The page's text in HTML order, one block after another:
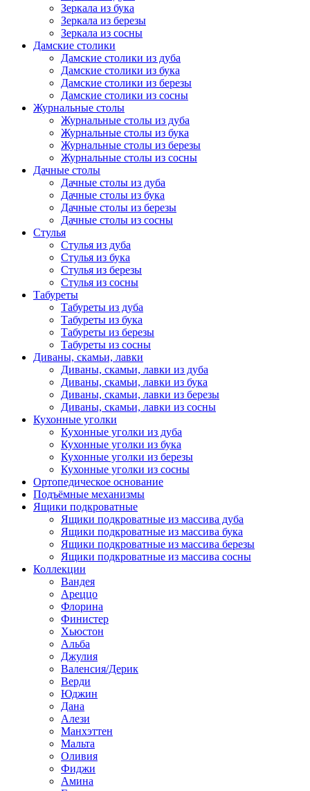
Зеркала из бука
Зеркала из березы
Зеркала из сосны
Дамские столики
Дамские столики из дуба
Дамские столики из бука
Дамские столики из березы
Дамские столики из сосны
Журнальные столы
Журнальные столы из дуба
Журнальные столы из бука
Журнальные столы из березы
Журнальные столы из сосны
Дачные столы
Дачные столы из дуба
Дачные столы из бука
Дачные столы из березы
Дачные столы из сосны
Стулья
Стулья из дуба
Стулья из бука
Стулья из березы
Стулья из сосны
Табуреты
Табуреты из дуба
Табуреты из бука
Табуреты из березы
Табуреты из сосны
Диваны, скамьи, лавки
Диваны, скамьи, лавки из дуба
Диваны, скамьи, лавки из бука
Диваны, скамьи, лавки из березы
Диваны, скамьи, лавки из сосны
Кухонные уголки
Кухонные уголки из дуба
Кухонные уголки из бука
Кухонные уголки из березы
Кухонные уголки из сосны
Ортопедическое основание
Подъёмные механизмы
Ящики подкроватные
Ящики подкроватные из массива дуба
Ящики подкроватные из массива бука
Ящики подкроватные из массива березы
Ящики подкроватные из массива сосны
Коллекции
Вандея
Ареццо
Флорина
Финистер
Хьюстон
Альба
Джулия
Валенсия/Дерик
Верди
Юджин
Дана
Алези
Манхэттен
Мальта
Оливия
Фиджи
Амина